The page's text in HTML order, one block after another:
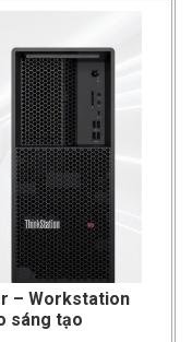
– Workstation
sáng tạo